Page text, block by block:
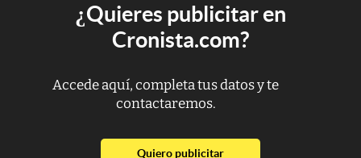
¿Quieres publicitar en
Cronista.com?
Accede aquí, completa tus datos y te
contactaremos.
Quiero publicitarabre en nueva pestaña